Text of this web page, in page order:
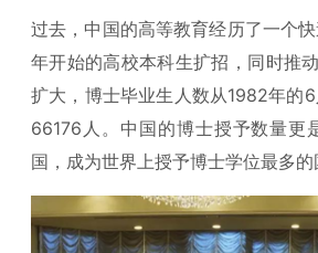
过去，中国的高等教育经历了一个
年开始的高校本科生扩招，同时推
扩大，博士毕业生人数从1982年的
66176人。中国的博士授予数量更
国，成为世界上授予博士学位最多的